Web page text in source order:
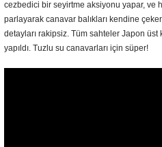
cezbedici bir seyirtme aksiyonu yapar, ve
parlayarak canavar balıkları kendine
detayları rakipsiz. Tüm sahteler Japon
yapıldı. Tuzlu su canavarları için süper!